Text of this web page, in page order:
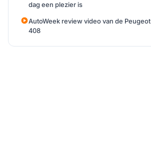
dag een plezier is
AutoWeek review video van de Peugeot
408